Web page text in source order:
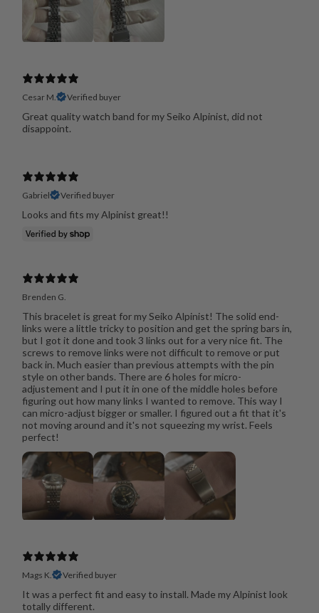
Cesar M. Verified buyer
Great quality watch band for my Seiko Alpinist, did not
disappoint.
Gabriel Verified buyer
Looks and fits my Alpinist great!!
Brenden G.
This bracelet is great for my Seiko Alpinist! The solid end-
links were a little tricky to position and get the spring bars in,
but I got it done and took 3 links out for a very nice fit. The
screws to remove links were not difficult to remove or put
back in. Much easier than previous attempts with the pin
style on other bands. There are 6 holes for micro-
adjustement and I put it in one of the middle holes before
figuring out how many links I wanted to remove. This way I
can micro-adjust bigger or smaller. I figured out a fit that it's
not moving around and it's not squeezing my wrist. Feels
perfect!
Mags K. Verified buyer
It was a perfect fit and easy to install. Made my Alpinist look
totally different.